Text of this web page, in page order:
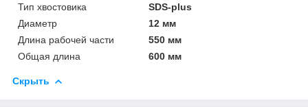
Тип хвостовика
SDS-plus
Диаметр
12 мм
Длина рабочей части
550 мм
Общая длина
600 мм
Скрыть